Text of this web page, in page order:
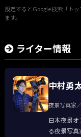
設定するとGoogle検索「ト
ます。
ライター情報
中村勇
夜景写真家
日本夜景
る夜景写